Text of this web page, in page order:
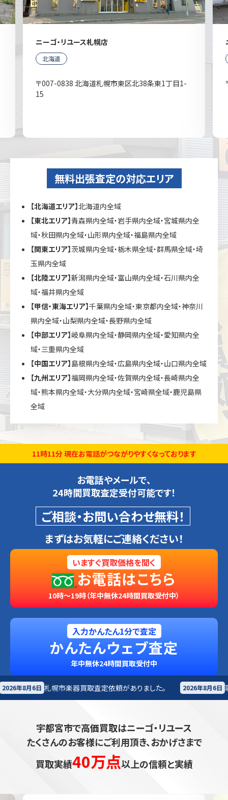
ニーゴ・リユース札幌店
北海道
〒007-0838 北海道札幌市東区北38条東1丁目1-
15
無料出張査定の対応エリア
【北海道エリア】北海道内全域
【東北エリア】青森県内全域・岩手県内全域・宮城県内全
域・秋田県内全域・山形県内全域・福島県内全域
【関東エリア】茨城県内全域・栃木県全域・群馬県全域・埼
玉県内全域
【北陸エリア】新潟県内全域・富山県内全域・石川県内全
域・福井県内全域
【甲信・東海エリア】千葉県内全域・東京都内全域・神奈川
県内全域・山梨県内全域・長野県内全域
【中部エリア】岐阜県内全域・静岡県内全域・愛知県内全
域・三重県内全域
【中国エリア】島根県内全域・広島県内全域・山口県内全域
【九州エリア】福岡県内全域・佐賀県内全域・長崎県内全
域・熊本県内全域・大分県内全域・宮崎県全域・鹿児島県
全域
11時11分 現在お電話がつながりやすくなっております
お電話やメールで、
24時間買取査定受付可能です！
ご相談・お問い合わせ無料！
まずはお気軽にご連絡ください！
いますぐ買取価格を聞く
お電話はこちら
10時～19時（年中無休24時間買取受付中）
入力かんたん1分で査定
かんたんウェブ査定
年中無休24時間買取受付中
取査定依頼がありました。 2026年8月6日 耶麻郡北塩原村楽器買取
宇都宮市で高価買取はニーゴ・リユース
たくさんのお客様にご利用頂き、おかげさまで
買取実績40万点以上の信頼と実績